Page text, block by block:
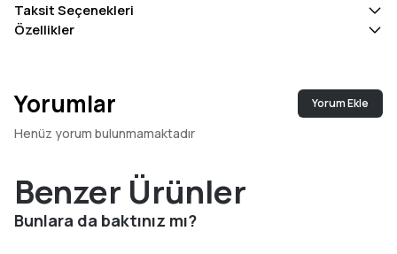
Taksit Seçenekleri
Özellikler
Yorumlar Yorum Ekle
Henüz yorum bulunmamaktadır
Benzer Ürünler
Bunlara da baktınız mı?